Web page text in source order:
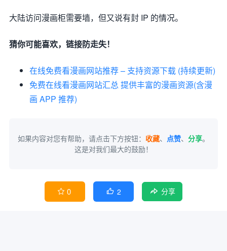
大陆访问漫画柜需要墙，但又说有封 IP 的情况。
猜你可能喜欢，链接防走失！
在线免费看漫画网站推荐 – 支持资源下载 (持续更新)
免费在线看漫画网站汇总 提供丰富的漫画资源(含漫
画 APP 推荐)
如果内容对您有帮助，请点击下方按钮： 收藏、 点赞、 分享。
这是对我们最大的鼓励！
 0  2 分享